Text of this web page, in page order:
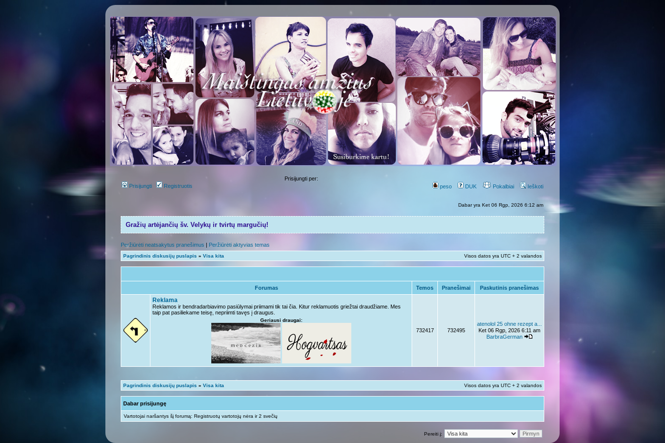
Prisijungti Registruotis
Prisijungti per:
peso
DUK Pokalbiai Ieškoti
Dabar yra Ket 06 Rgp, 2026 6:12 am
Gražių artėjančių šv. Velykų ir tvirtų margučių!
Peržiūrėti neatsakytus pranešimus | Peržiūrėti aktyvias temas
Pagrindinis diskusijų puslapis » Visa kita Visos datos yra UTC + 2 valandos
Forumas Temos Pranešimai Paskutinis pranešimas
Reklama
Reklamos ir bendradarbiavimo pasiūlymai priimami tik tai čia. Kitur reklamuotis griežtai draudžiame. Mes
taip pat pasiliekame teisę, nepriimti tavęs į draugus.
Geriausi draugai:
732417 732495
atenolol 25 ohne rezept a...
Ket 06 Rgp, 2026 6:11 am
BarbraGerman
Pagrindinis diskusijų puslapis » Visa kita Visos datos yra UTC + 2 valandos
Dabar prisijungę
Vartotojai naršantys šį forumą: Registruotų vartotojų nėra ir 2 svečių
Pereiti į: